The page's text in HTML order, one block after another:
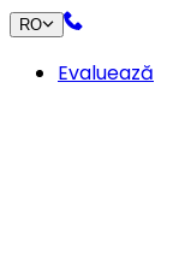
RO
Evaluează